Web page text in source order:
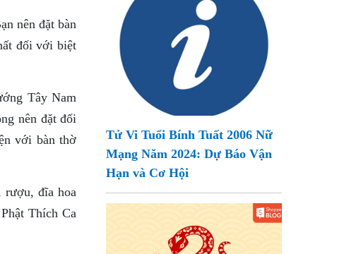
nên đặt bàn
đối với biệt
Tây Nam
nên đặt đối
với bàn thờ
rượu, đĩa hoa
Thích Ca
Tử Vi Tuổi Bính Tuất 2006 Nữ
Mạng Năm 2024: Dự Báo Vận
Hạn và Cơ Hội